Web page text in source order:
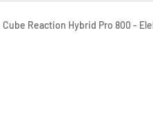
Cube Reaction Hybrid Pro 800 -